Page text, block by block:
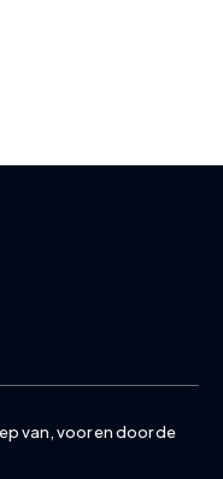
van, voor en door de